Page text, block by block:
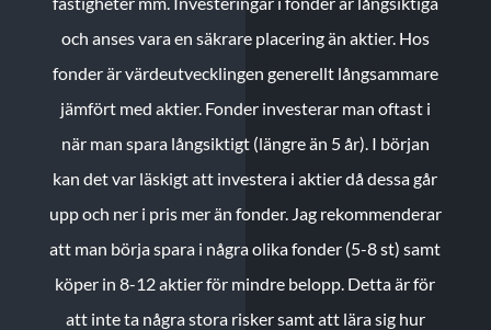
och anses vara en säkrare placering än aktier. Hos
fonder är värdeutvecklingen generellt långsammare
jämfört med aktier. Fonder investerar man oftast i
när man spara långsiktigt (längre än 5 år). I början
kan det var läskigt att investera i aktier då dessa går
upp och ner i pris mer än fonder. Jag rekommenderar
att man börja spara i några olika fonder (5-8 st) samt
köper in 8-12 aktier för mindre belopp. Detta är för
att inte ta några stora risker samt att lära sig hur